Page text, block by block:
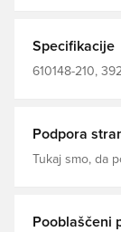
Specifikacije
610148-210,
Podpora
Tukaj smo, da
Pooblaščeni